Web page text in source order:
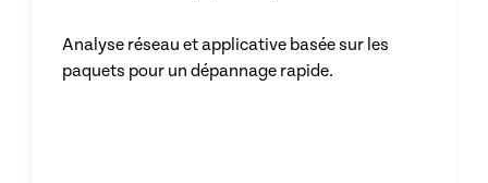
Analyse réseau et applicative basée sur les
paquets pour un dépannage rapide.